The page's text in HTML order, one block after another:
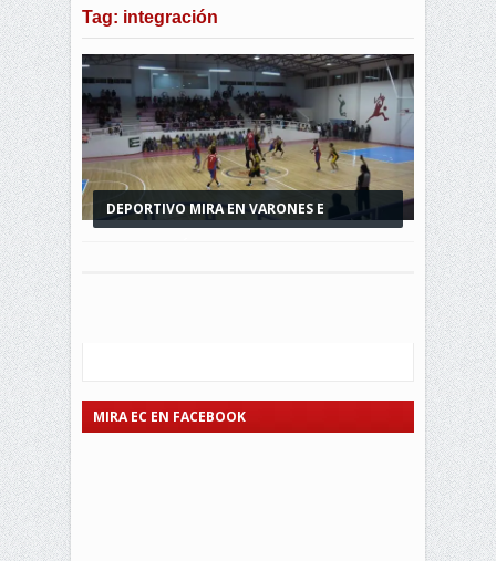
Tag: integración
DEPORTIVO MIRA EN VARONES E
MIRA EC EN FACEBOOK